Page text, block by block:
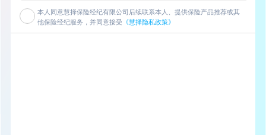
本人同意慧择保险经纪有限公司后续联系本人、提供保险产品推荐或其
他保险经纪服务，并同意接受 《慧择隐私政策》